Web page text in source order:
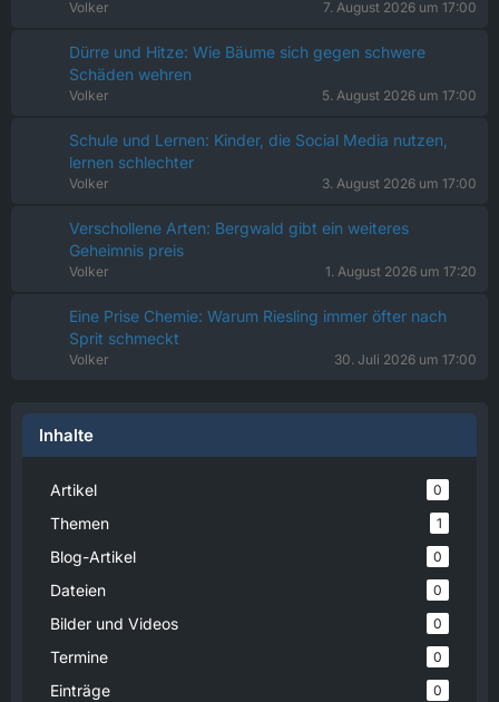
Volker 7. August 2026 um 17:00
Dürre und Hitze: Wie Bäume sich gegen schwere
Schäden wehren
Volker 5. August 2026 um 17:00
Schule und Lernen: Kinder, die Social Media nutzen,
lernen schlechter
Volker 3. August 2026 um 17:00
Verschollene Arten: Bergwald gibt ein weiteres
Geheimnis preis
Volker 1. August 2026 um 17:20
Eine Prise Chemie: Warum Riesling immer öfter nach
Sprit schmeckt
Volker 30. Juli 2026 um 17:00
Inhalte
Artikel 0
Themen 1
Blog-Artikel 0
Dateien 0
Bilder und Videos 0
Termine 0
Einträge 0